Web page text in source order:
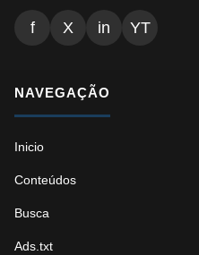
f X in YT
NAVEGAÇÃO
Inicio
Conteúdos
Busca
Ads.txt